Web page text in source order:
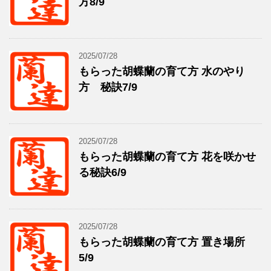
2025/07/28
もらった胡蝶蘭の育て方 水のやり
方 秘訣7/9
2025/07/28
もらった胡蝶蘭の育て方 花を咲かせ
る秘訣6/9
2025/07/28
もらった胡蝶蘭の育て方 置き場所
5/9